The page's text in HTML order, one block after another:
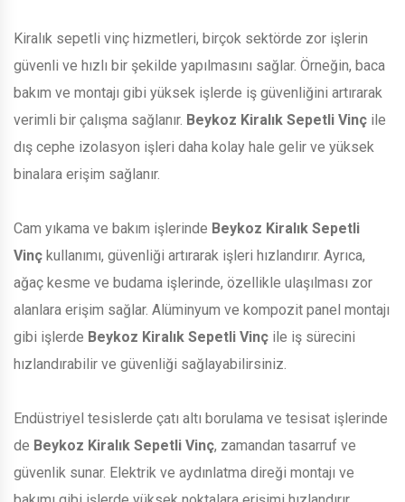
Kiralık sepetli vinç hizmetleri, birçok sektörde zor işlerin
güvenli ve hızlı bir şekilde yapılmasını sağlar. Örneğin, baca
bakım ve montajı gibi yüksek işlerde iş güvenliğini artırarak
verimli bir çalışma sağlanır. Beykoz Kiralık Sepetli Vinç ile
dış cephe izolasyon işleri daha kolay hale gelir ve yüksek
binalara erişim sağlanır.
Cam yıkama ve bakım işlerinde Beykoz Kiralık Sepetli
Vinç kullanımı, güvenliği artırarak işleri hızlandırır. Ayrıca,
ağaç kesme ve budama işlerinde, özellikle ulaşılması zor
alanlara erişim sağlar. Alüminyum ve kompozit panel montajı
gibi işlerde Beykoz Kiralık Sepetli Vinç ile iş sürecini
hızlandırabilir ve güvenliği sağlayabilirsiniz.
Endüstriyel tesislerde çatı altı borulama ve tesisat işlerinde
de Beykoz Kiralık Sepetli Vinç, zamandan tasarruf ve
güvenlik sunar. Elektrik ve aydınlatma direği montajı ve